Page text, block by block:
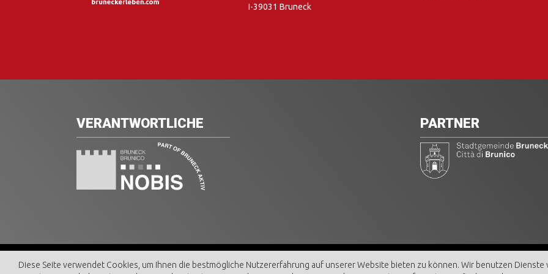
I-39031 Bruneck
VERANTWORTLICHE PARTNER
© BRUNECK AKTIV GmbH | MwSt. Nr. 00462350216
Diese Seite verwendet Cookies, um Ihnen die bestmögliche Nutzererfahrung auf unserer Website bieten zu können. Wir benutzen